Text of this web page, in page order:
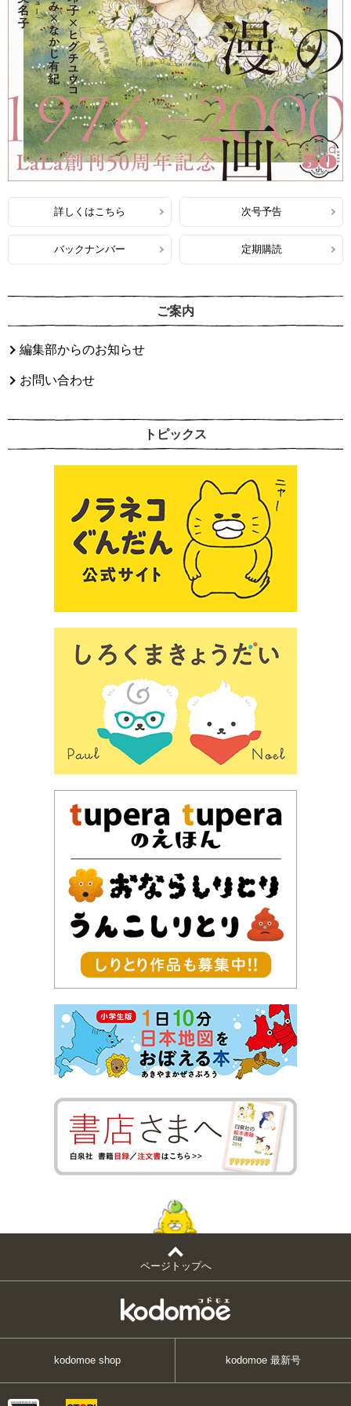
詳しくはこちら 次号予告
バックナンバー 定期購読
ご案内
編集部からのお知らせ
お問い合わせ
トピックス
ページトップへ
kodomoe shop kodomoe 最新号